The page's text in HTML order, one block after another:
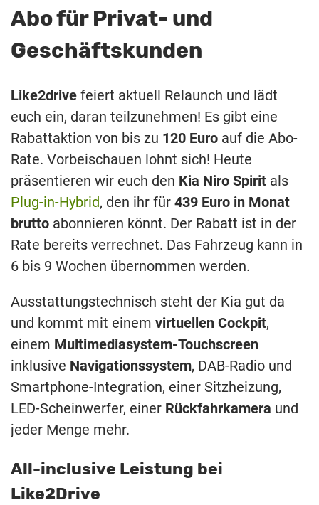
Abo für Privat- und
Geschäftskunden
Like2drive feiert aktuell Relaunch und lädt
euch ein, daran teilzunehmen! Es gibt eine
Rabattaktion von bis zu 120 Euro auf die Abo-
Rate. Vorbeischauen lohnt sich! Heute
präsentieren wir euch den Kia Niro Spirit als
Plug-in-Hybrid, den ihr für 439 Euro in Monat
brutto abonnieren könnt. Der Rabatt ist in der
Rate bereits verrechnet. Das Fahrzeug kann in
6 bis 9 Wochen übernommen werden.
Ausstattungstechnisch steht der Kia gut da
und kommt mit einem virtuellen Cockpit,
einem Multimediasystem-Touchscreen
inklusive Navigationssystem, DAB-Radio und
Smartphone-Integration, einer Sitzheizung,
LED-Scheinwerfer, einer Rückfahrkamera und
jeder Menge mehr.
All-inclusive Leistung bei
Like2Drive